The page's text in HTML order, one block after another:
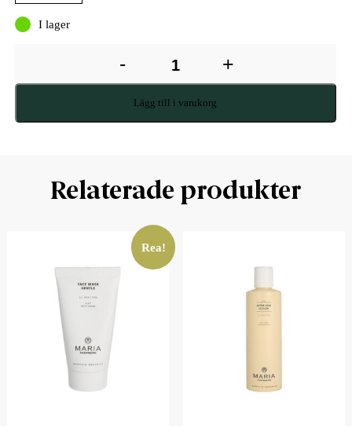
I lager
- +
Lägg till i varukorg
Relaterade produkter
Rea!